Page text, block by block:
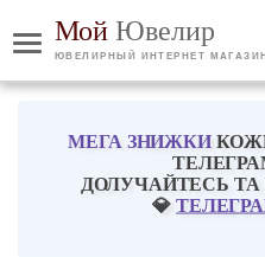
Мой Ювелир
ЮВЕЛИРНЫЙ ИНТЕРНЕТ МАГАЗИН
МЕГА ЗНИЖКИ
ДОЛУЧАЙТЕСЬ ТА
💎